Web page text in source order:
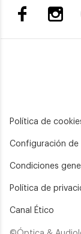
Política de
Configuración de
Condiciones
Política de
Canal Ético